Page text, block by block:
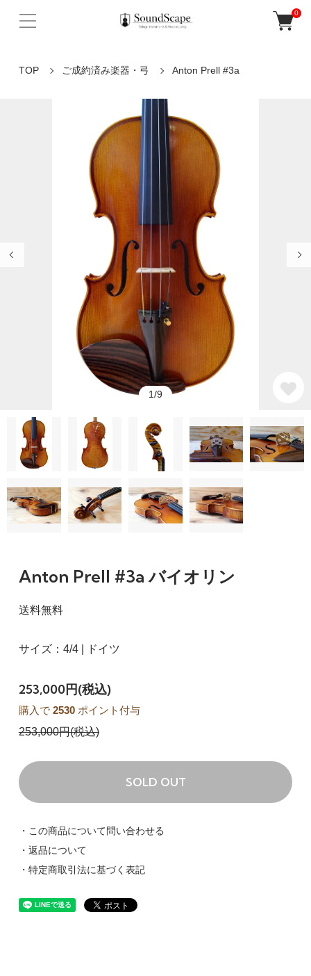
0
TOP ご成約済み楽器・弓 Anton Prell #3a
1/9
Anton Prell #3a バイオリン
送料無料
サイズ：4/4 | ドイツ
253,000円(税込)
購入で 2530ポイント付与
253,000円(税込)
SOLD OUT
・この商品について問い合わせる
・返品について
・特定商取引法に基づく表記